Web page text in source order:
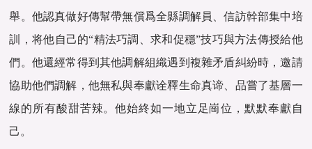
舉。他認真做好傳幫帶無償爲全縣調解員、信訪幹部集中培
訓，将他自己的“精法巧調、求和促穩”技巧與方法傳授給他
們。他還經常得到其他調解組織遇到複雜矛盾糾紛時，邀請
協助他們調解，他無私與奉獻诠釋生命真谛、品嘗了基層一
線的所有酸甜苦辣。他始終如一地立足崗位，默默奉獻自
己。